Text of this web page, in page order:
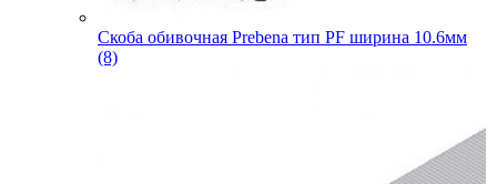
Скоба обивочная Prebena тип PF ширина 10.6мм
(8)